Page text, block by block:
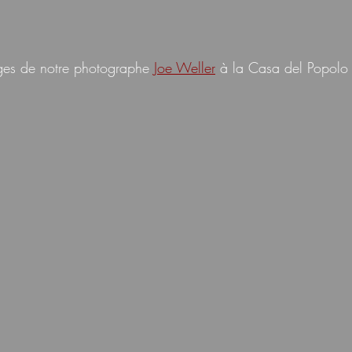
de notre photographe Joe Weller à la Casa del